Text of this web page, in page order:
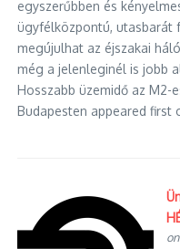
egyszerűbben és
ügyfélközpontú, utasbarát
megújulhat az éjszakai
még a jelenleginél is jobb
Hosszabb üzemidő az M2-
Budapesten appeared first